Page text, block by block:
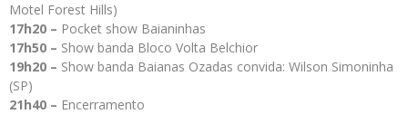
Motel Forest Hills)
17h20 – Pocket show Baianinhas
17h50 – Show banda Bloco Volta Belchior
19h20 – Show banda Baianas Ozadas convida: Wilson Simoninha
(SP)
21h40 – Encerramento